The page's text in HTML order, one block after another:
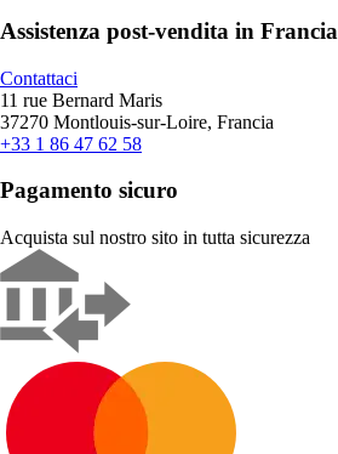
Assistenza post-vendita in Francia
Contattaci
11 rue Bernard Maris
37270 Montlouis-sur-Loire, Francia
+33 1 86 47 62 58
Pagamento sicuro
Acquista sul nostro sito in tutta sicurezza